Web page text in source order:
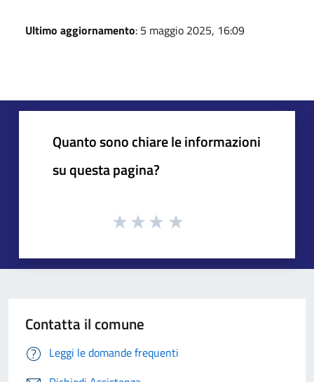
Ultimo aggiornamento: 5 maggio 2025, 16:09
Quanto sono chiare le informazioni
su questa pagina?
Contatta il comune
Leggi le domande frequenti